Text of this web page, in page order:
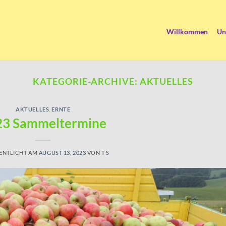
Willkommen
KATEGORIE-ARCHIVE: AKTUELLES
AKTUELLES ,ERNTE
Sammeltermine
AM AUGUST 13, 2023 VONT S